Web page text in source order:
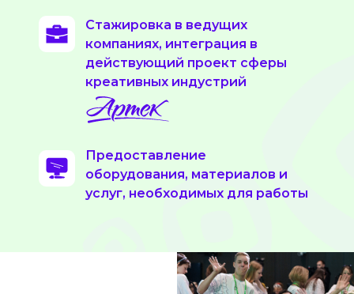
Стажировка в ведущих
компаниях, интеграция в
действующий проект сферы
креативных индустрий
Предоставление
оборудования, материалов и
услуг, необходимых для работы